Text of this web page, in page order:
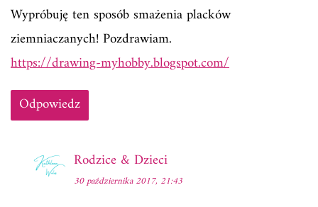
Wypróbuję ten sposób smażenia placków
ziemniaczanych! Pozdrawiam.
https://drawing-myhobby.blogspot.com/
Odpowiedz
Rodzice & Dzieci
30 października 2017, 21:43